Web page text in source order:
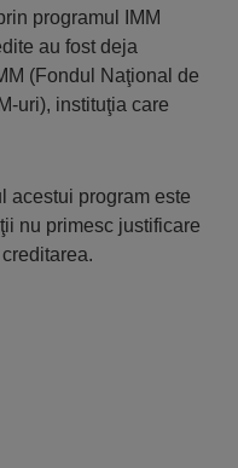
programul IMM
au fost deja
(Fondul Naţional de
uri), instituţia care
acestui program este
nu primesc justificare